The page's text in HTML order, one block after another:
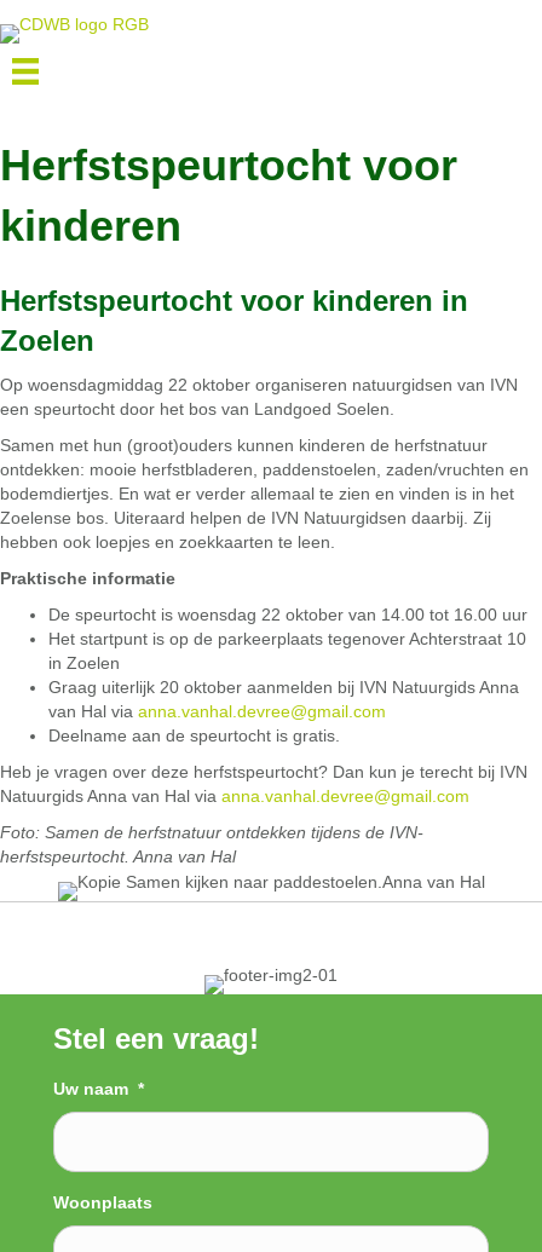
Herfstspeurtocht voor
kinderen
Herfstspeurtocht voor kinderen in
Zoelen
Op woensdagmiddag 22 oktober organiseren natuurgidsen van IVN
een speurtocht door het bos van Landgoed Soelen.
Samen met hun (groot)ouders kunnen kinderen de herfstnatuur
ontdekken: mooie herfstbladeren, paddenstoelen, zaden/vruchten en
bodemdiertjes. En wat er verder allemaal te zien en vinden is in het
Zoelense bos. Uiteraard helpen de IVN Natuurgidsen daarbij. Zij
hebben ook loepjes en zoekkaarten te leen.
Praktische informatie
De speurtocht is woensdag 22 oktober van 14.00 tot 16.00 uur
Het startpunt is op de parkeerplaats tegenover Achterstraat 10
in Zoelen
Graag uiterlijk 20 oktober aanmelden bij IVN Natuurgids Anna
van Hal via anna.vanhal.devree@gmail.com
Deelname aan de speurtocht is gratis.
Heb je vragen over deze herfstspeurtocht? Dan kun je terecht bij IVN
Natuurgids Anna van Hal via anna.vanhal.devree@gmail.com
Foto: Samen de herfstnatuur ontdekken tijdens de IVN-
herfstspeurtocht. Anna van Hal
Stel een vraag!
Uw naam *
Woonplaats